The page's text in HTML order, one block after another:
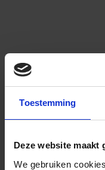
Toestemming
Deze website maakt
We gebruiken